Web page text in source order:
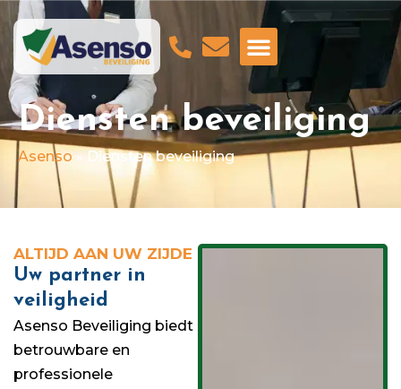
Diensten beveiliging
Asenso»Diensten beveiliging
ALTIJD AAN UW ZIJDE
Uw partner in
veiligheid
Asenso Beveiliging biedt
betrouwbare en
professionele